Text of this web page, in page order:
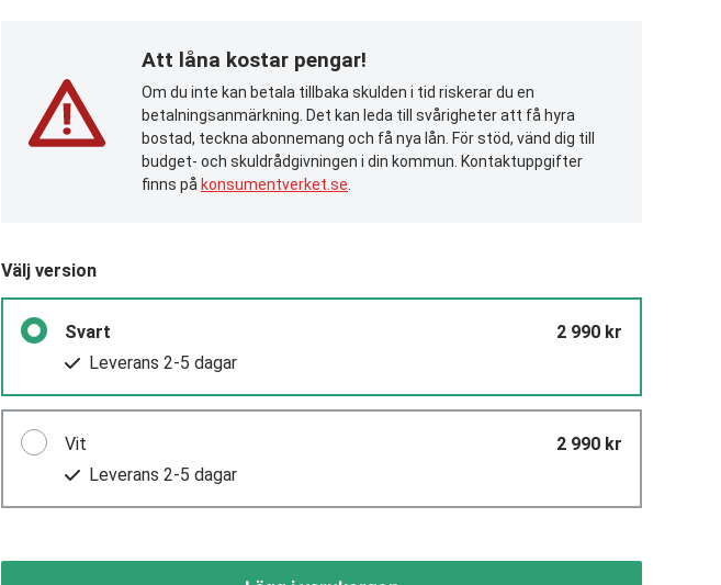
Att låna kostar pengar!
Om du inte kan betala tillbaka skulden i tid riskerar du en
betalningsanmärkning. Det kan leda till svårigheter att få hyra
bostad, teckna abonnemang och få nya lån. För stöd, vänd dig till
budget- och skuldrådgivningen i din kommun. Kontaktuppgifter
finns på konsumentverket.se
Välj version
Svart
2 990 kr
Leverans 2-5 dagar
Vit
2 990 kr
Leverans 2-5 dagar